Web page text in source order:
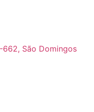
662, São Domingos